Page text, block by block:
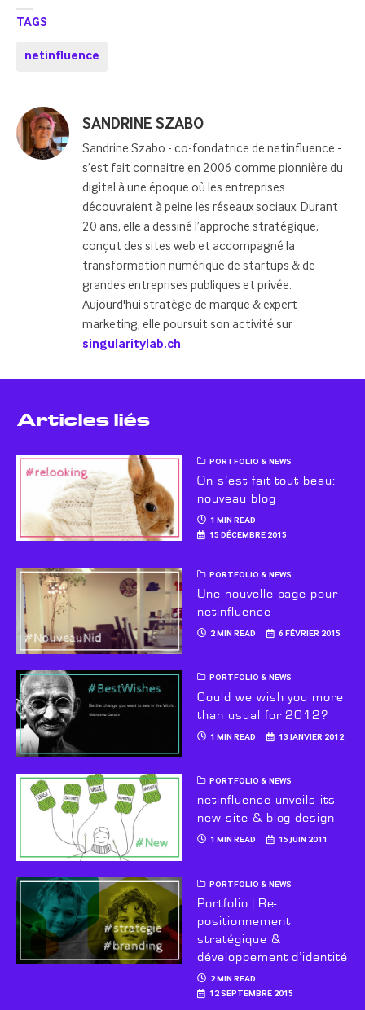
TAGS
netinfluence
Posted
by
SANDRINE SZABO
Sandrine Szabo - co-fondatrice de netinfluence -
s’est fait connaitre en 2006 comme pionnière du
digital à une époque où les entreprises
découvraient à peine les réseaux sociaux. Durant
20 ans, elle a dessiné l’approche stratégique,
conçut des sites web et accompagné la
transformation numérique de startups & de
grandes entreprises publiques et privée.
Aujourd'hui stratège de marque & expert
marketing, elle poursuit son activité sur
singularitylab.ch.
Articles liés
PORTFOLIO & NEWS
On s’est fait tout beau:
nouveau blog
1 MIN READ
15 DÉCEMBRE 2015
PORTFOLIO & NEWS
Une nouvelle page pour
netinfluence
2 MIN READ 6 FÉVRIER 2015
PORTFOLIO & NEWS
Could we wish you more
than usual for 2012?
1 MIN READ 13 JANVIER 2012
PORTFOLIO & NEWS
netinfluence unveils its
new site & blog design
1 MIN READ 15 JUIN 2011
PORTFOLIO & NEWS
Portfolio | Re-
positionnement
stratégique &
développement d’identité
2 MIN READ
12 SEPTEMBRE 2015